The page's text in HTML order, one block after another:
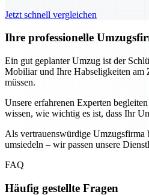
Jetzt schnell vergleichen
Ihre professionelle
Ein gut geplanter Umzug ist der
Mobiliar und Ihre Habseligkeiten am
müssen.
Unsere erfahrenen Experten
wissen, wie wichtig es ist, dass Ihr
Als vertrauenswürdige Umzugsfirma
umsiedeln – wir passen unsere
FAQ
Häufig gestellte Fragen